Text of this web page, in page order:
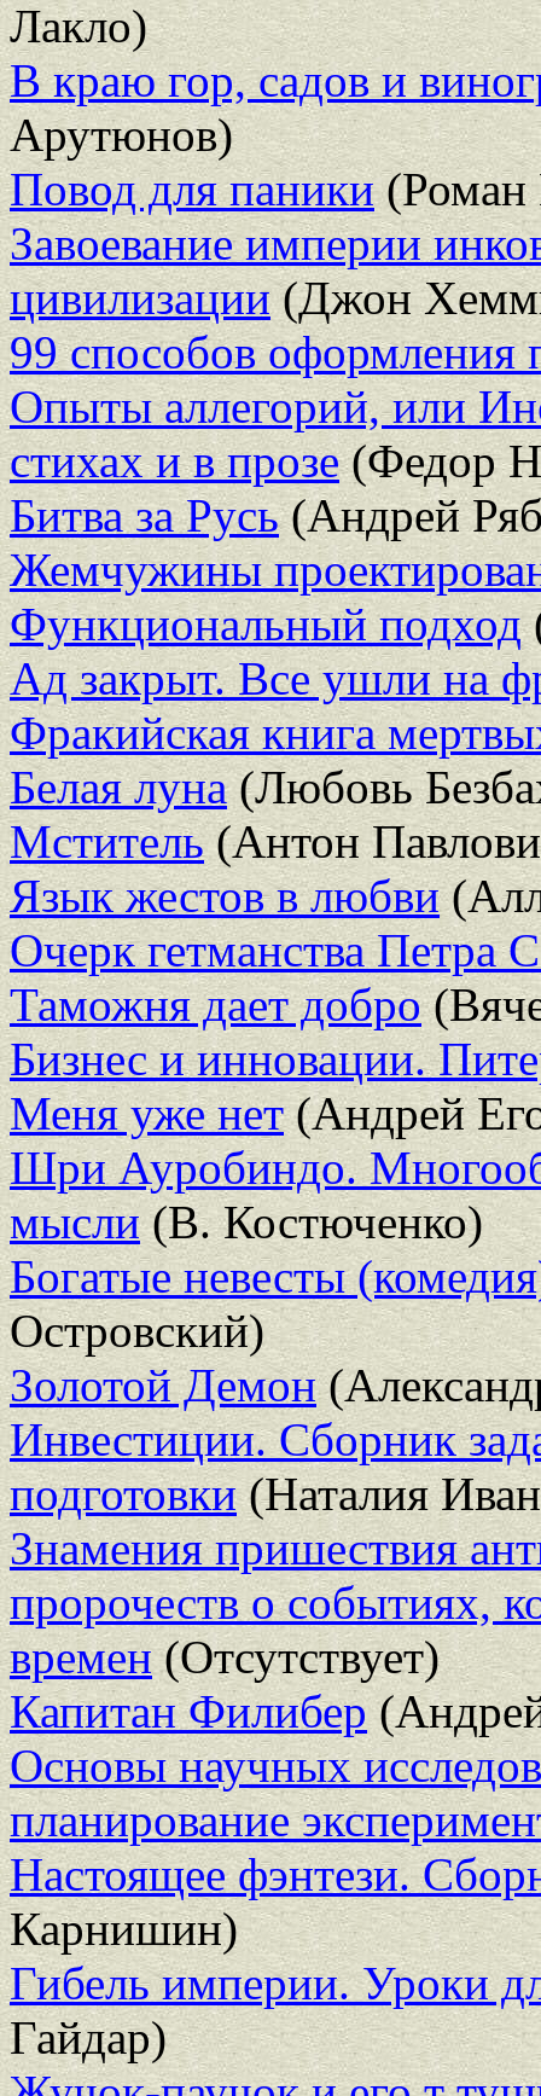
Лакло)
В краю гор, садов и
Арутюнов)
Повод для паники(Роман
Завоевание империи
цивилизации(Джон
99 способов оформления
Опыты аллегорий, или
стихах и в прозе(Федор
Битва за Русь(Андрей
Жемчужины
Функциональный подход
Ад закрыт. Все ушли на
Фракийская книга
Белая луна(Любовь
Мститель(Антон
Язык жестов в любви
Очерк гетманства Петра
Таможня дает добро
Бизнес и инновации.
Меня уже нет(Андрей
Шри Ауробиндо.
мысли(В. Костюченко)
Богатые невесты
Островский)
Золотой Демон
Инвестиции. Сборник
подготовки(Наталия
Знамения пришествия
пророчеств о событиях,
времен(Отсутствует)
Капитан Филибер
Основы научных
планирование
Настоящее фэнтези.
Карнишин)
Гибель империи. Уроки
Гайдар)